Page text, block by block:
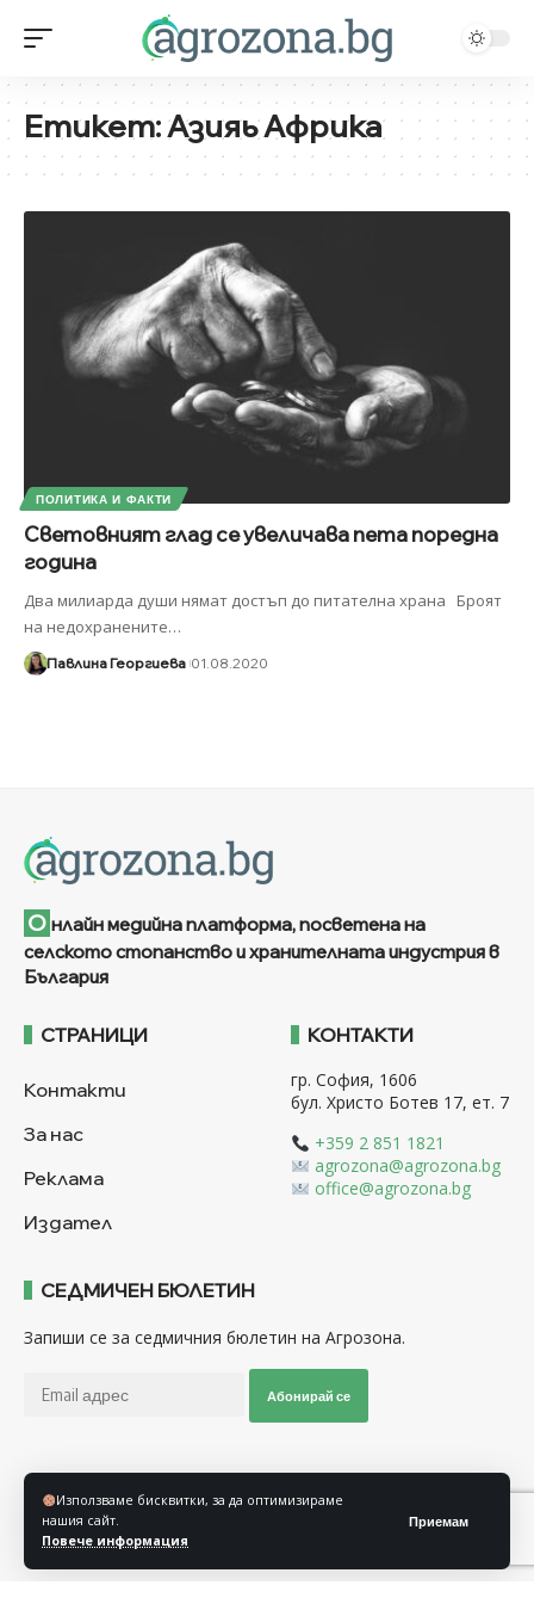
Използваме бисквитки, за да оптимизираме
нашия сайт.
Повече информация
Приемам
Етикет:Азияь Африка
ПОЛИТИКА И ФАКТИ
Световният глад се увеличава пета поредна
година
Два милиарда души нямат достъп до питателна храна Броят
на недохранените…
Павлина Георгиева 01.08.2020
О нлайн медийна платформа, посветена на
селското стопанство и хранителната индустрия в
България
СТРАНИЦИ
Контакти
За нас
Реклама
Издател
КОНТАКТИ
гр. София, 1606
бул. Христо Ботев 17, ет. 7
+359 2 851 1821
agrozona@agrozona.bg
office@agrozona.bg
СЕДМИЧЕН БЮЛЕТИН
Запиши се за седмичния бюлетин на Агрозона.
Абонирай се
Последвайте ни